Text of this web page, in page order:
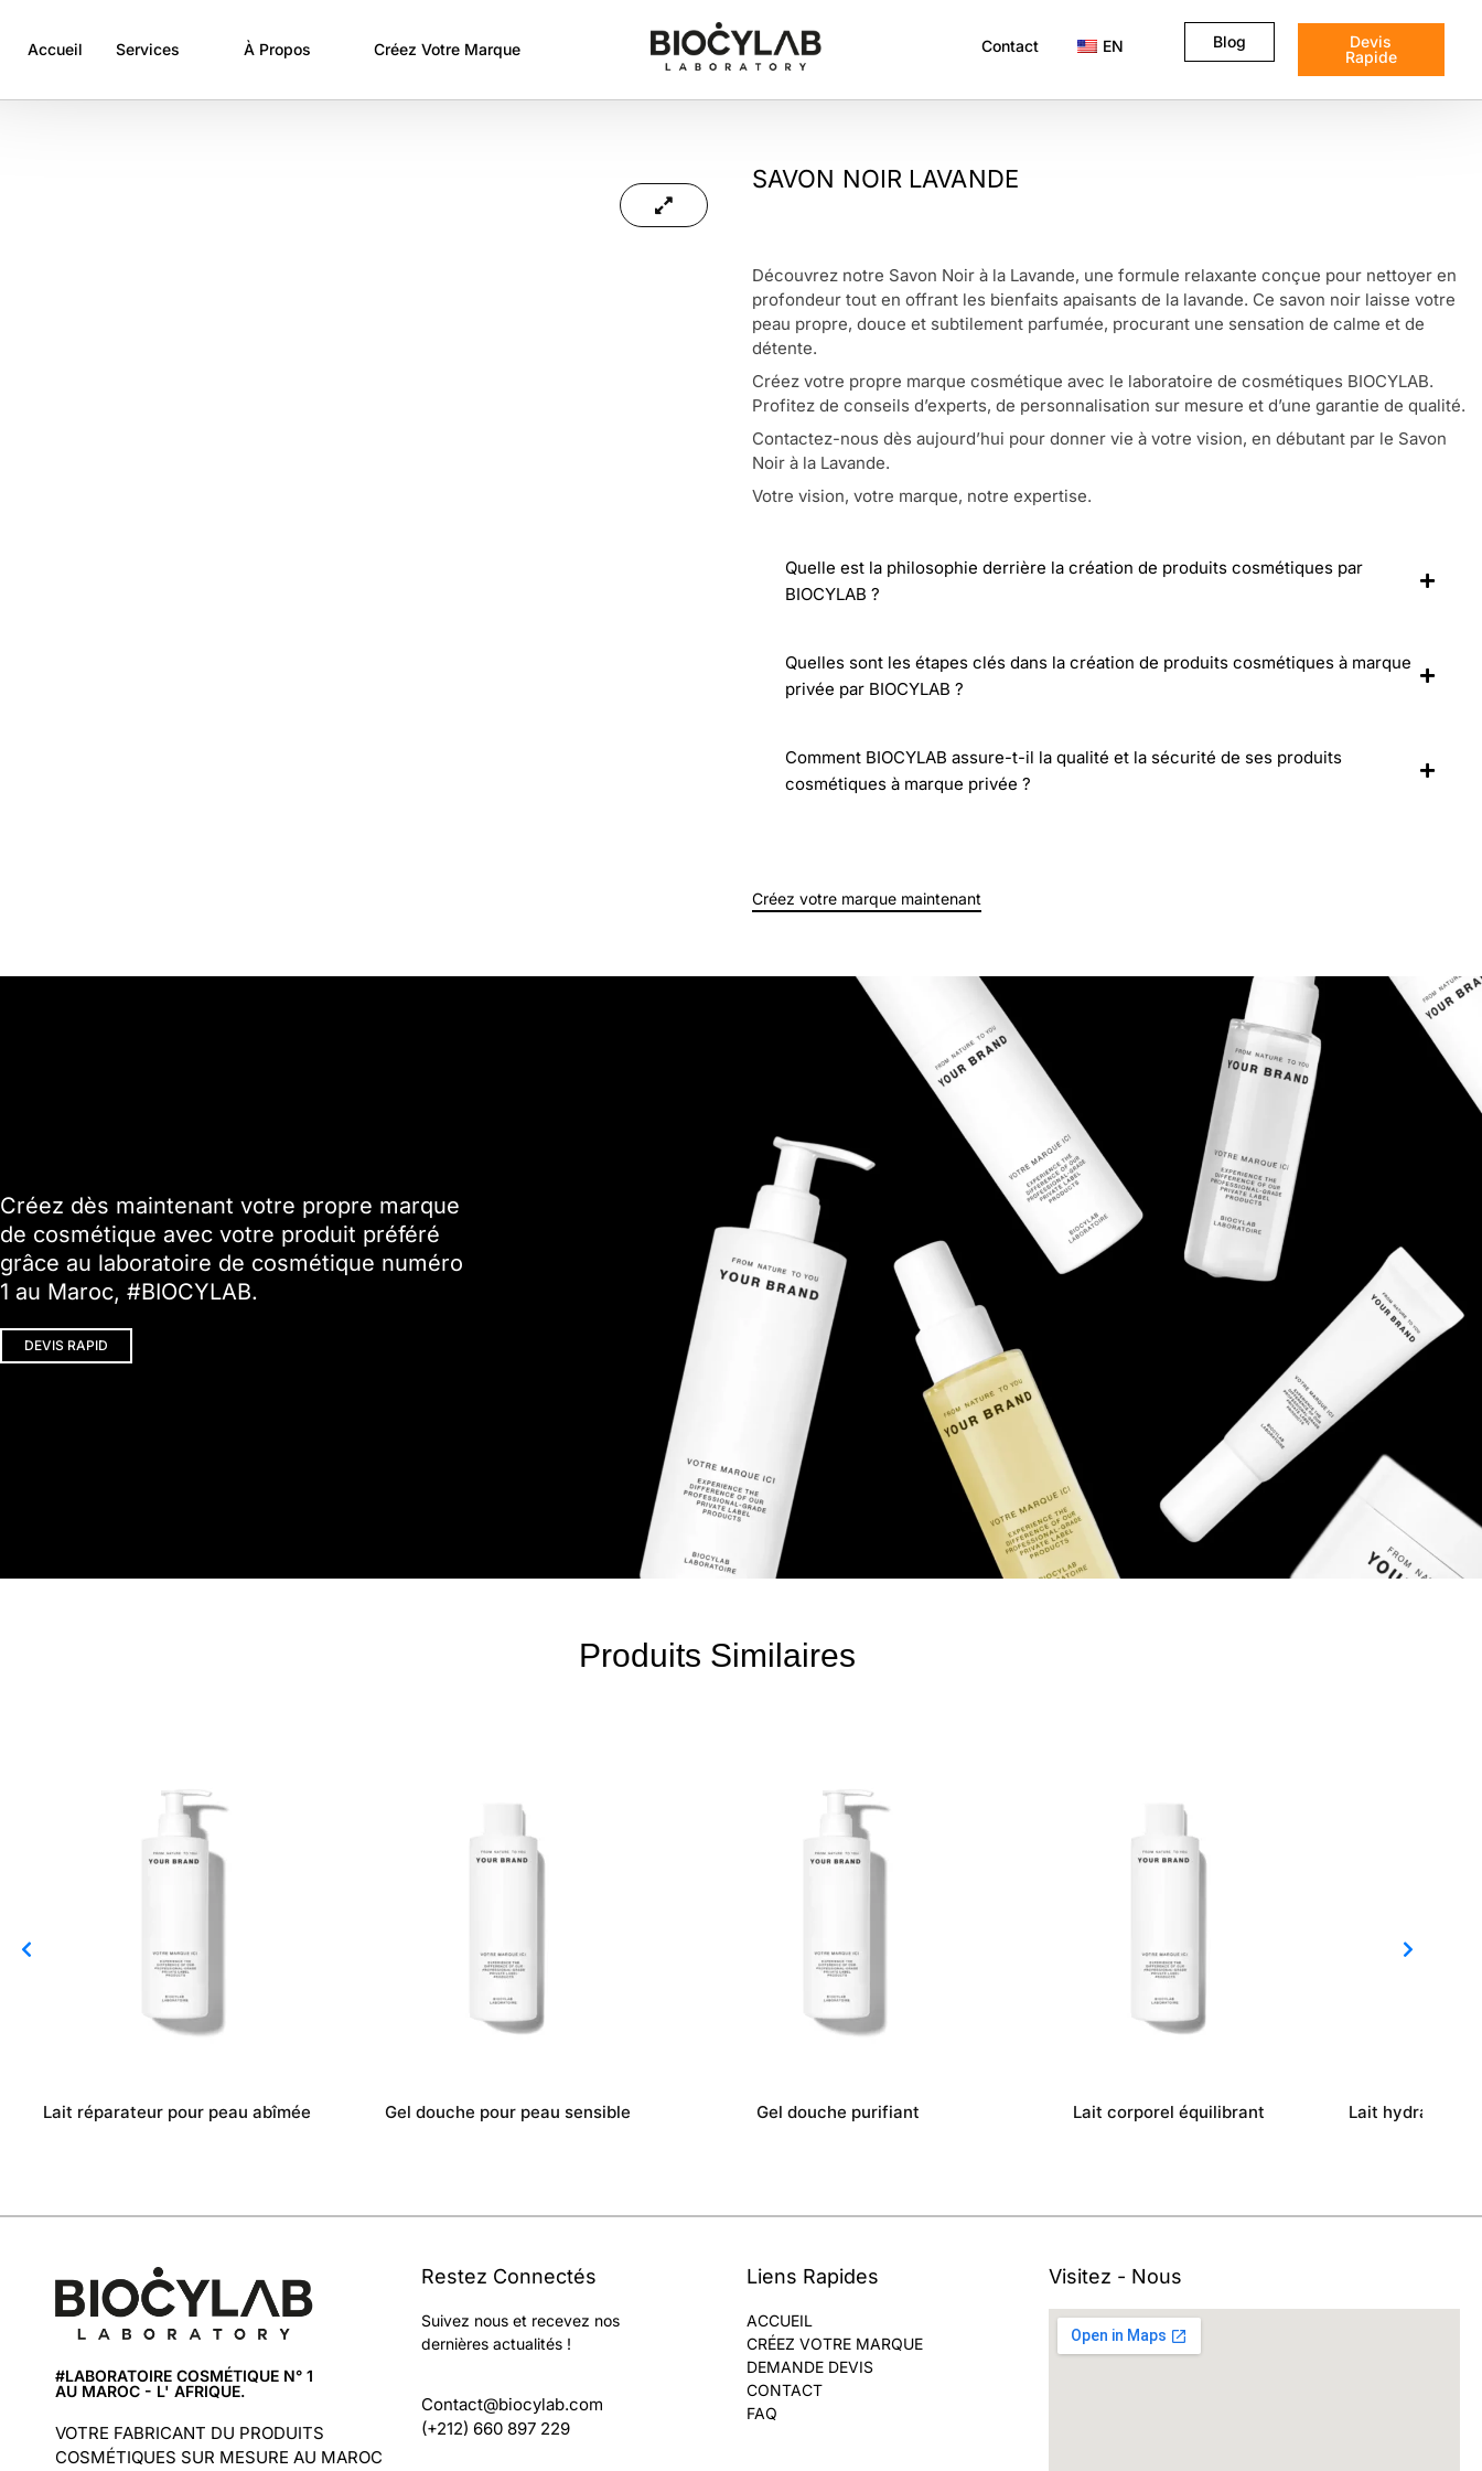
Accueil Services À Propos Créez Votre Marque Contact EN Blog
Devis
Rapide
SAVON NOIR LAVANDE
Découvrez notre Savon Noir à la Lavande, une formule relaxante conçue pour nettoyer en
profondeur tout en offrant les bienfaits apaisants de la lavande. Ce savon noir laisse votre
peau propre, douce et subtilement parfumée, procurant une sensation de calme et de
détente.
Créez votre propre marque cosmétique avec le laboratoire de cosmétiques BIOCYLAB.
Profitez de conseils d’experts, de personnalisation sur mesure et d’une garantie de qualité.
Contactez-nous dès aujourd’hui pour donner vie à votre vision, en débutant par le Savon
Noir à la Lavande.
Votre vision, votre marque, notre expertise.
Quelle est la philosophie derrière la création de produits cosmétiques par
BIOCYLAB ?
Quelles sont les étapes clés dans la création de produits cosmétiques à marque
privée par BIOCYLAB ?
Comment BIOCYLAB assure-t-il la qualité et la sécurité de ses produits
cosmétiques à marque privée ?
Créez votre marque maintenant
Créez dès maintenant votre propre marque
de cosmétique avec votre produit préféré
grâce au laboratoire de cosmétique numéro
1 au Maroc, #BIOCYLAB.
DEVIS RAPID
Produits Similaires
Lait réparateur pour peau abîmée Gel douche pour peau sensible Gel douche purifiant Lait corporel équilibrant Lait hydratant
#LABORATOIRE COSMÉTIQUE N° 1
AU MAROC - L' AFRIQUE.
VOTRE FABRICANT DU PRODUITS
COSMÉTIQUES SUR MESURE AU MAROC
Restez Connectés
Suivez nous et recevez nos
dernières actualités !
Contact@biocylab.com
(+212) 660 897 229
Liens Rapides
ACCUEIL
CRÉEZ VOTRE MARQUE
DEMANDE DEVIS
CONTACT
FAQ
Visitez - Nous